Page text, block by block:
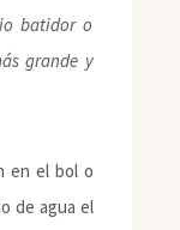
batidor o
grande y
en el bol o
de agua el